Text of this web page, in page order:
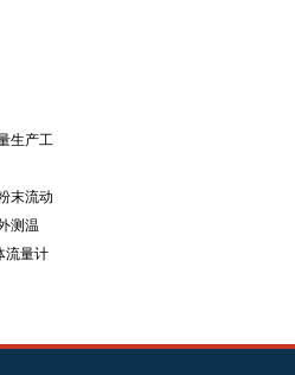
生产工
末流动
测温
流量计